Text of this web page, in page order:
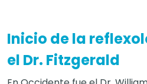
Inicio de la
el Dr. Fitzgerald